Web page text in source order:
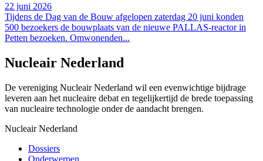
22 juni 2026
Tijdens de Dag van de Bouw afgelopen zaterdag 20 juni konden
500 bezoekers de bouwplaats van de nieuwe PALLAS-reactor in
Petten bezoeken. Omwonenden...
Nucleair Nederland
De vereniging Nucleair Nederland wil een evenwichtige bijdrage
leveren aan het nucleaire debat en tegelijkertijd de brede toepassing
van nucleaire technologie onder de aandacht brengen.
Nucleair Nederland
Dossiers
Onderwerpen